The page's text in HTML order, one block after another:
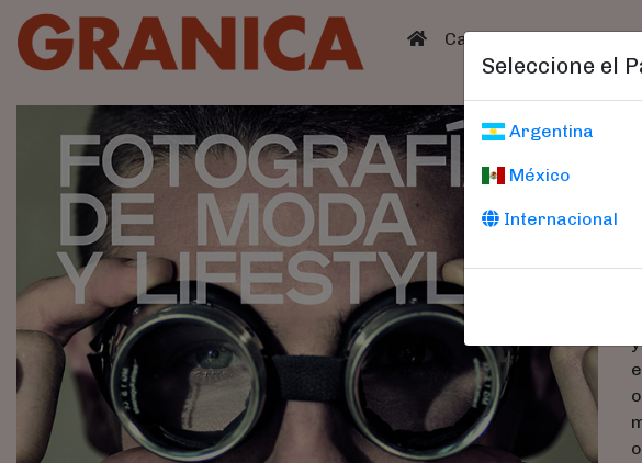
(current)
Catálogo Catálogo
Seleccione el
Argentina
México
Internacional